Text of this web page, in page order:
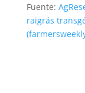
Fuente:
raigrás